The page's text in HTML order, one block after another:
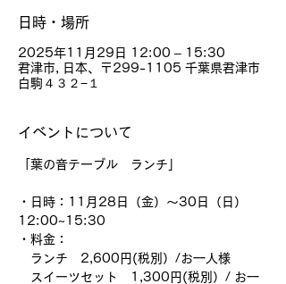
日時・場所
2025年11月29日 12:00 – 15:30
君津市, 日本、〒299-1105 千葉県君津市
白駒４３２−１
イベントについて
「葉の音テーブル　ランチ」
・日時：11月28日（金）〜30日（日）
12:00~15:30
・料金：
ランチ　2,600円(税別）/お一人様
スイーツセット　1,300円(税別）/ お一